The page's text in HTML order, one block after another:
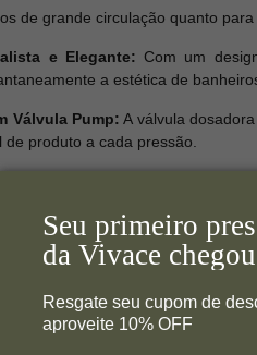
Seu primeiro
da Vivace chegou
Resgate seu cupom de
aproveite 10% OFF
de grande circulação quanto
e Elegante: Com um
a estética de
Válvula Pump: A válvula
de produto a cada pressão.
Aromático
Uma abertura intensamente
O coração da fragrância se
Uma base elegante,